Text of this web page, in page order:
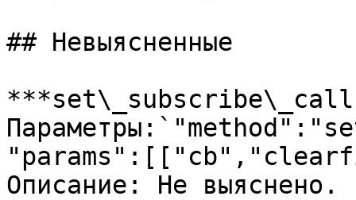
## Невыясненные
Описание: Не выяснено.